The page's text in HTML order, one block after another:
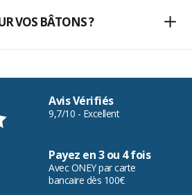
VOS BÂTONS ?
Avis Vérifiés
9,7/10 - Excellent
Payez en 3 ou 4 fois
Avec ONEY par carte
bancaire dès 100€